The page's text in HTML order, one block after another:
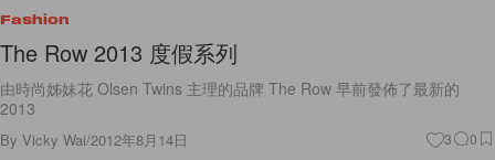
Fashion
The Row 2013 度假系列
由時尚姊妹花 Olsen Twins 主理的品牌 The Row 早前發佈了最新的
2013
By Vicky Wai/2012年8月14日 3 0